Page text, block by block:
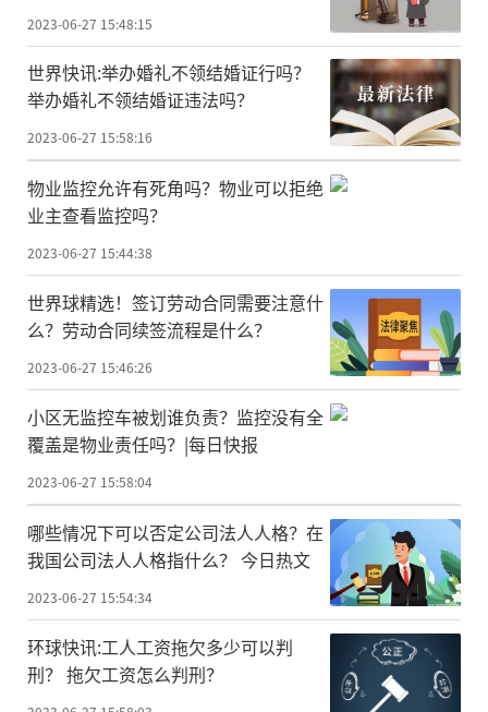
2023-06-27 15:48:15
世界快讯:举办婚礼不领结婚证行吗？
举办婚礼不领结婚证违法吗？
2023-06-27 15:58:16
物业监控允许有死角吗？物业可以拒绝
业主查看监控吗？
2023-06-27 15:44:38
世界球精选！签订劳动合同需要注意什
么？劳动合同续签流程是什么？
2023-06-27 15:46:26
小区无监控车被划谁负责？监控没有全
覆盖是物业责任吗？|每日快报
2023-06-27 15:58:04
哪些情况下可以否定公司法人人格？在
我国公司法人人格指什么？ 今日热文
2023-06-27 15:54:34
环球快讯:工人工资拖欠多少可以判
刑？ 拖欠工资怎么判刑？